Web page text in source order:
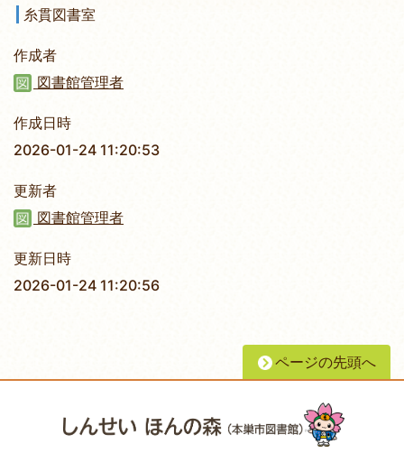
糸貫図書室
作成者
図書館管理者
作成日時
2026-01-24 11:20:53
更新者
図書館管理者
更新日時
2026-01-24 11:20:56
ページの先頭へ